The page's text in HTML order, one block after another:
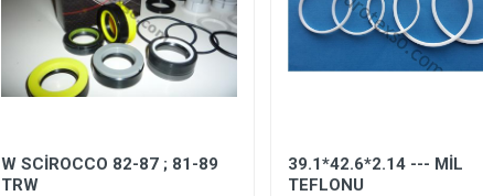
W SCİROCCO 82-87 ; 81-89
TRW
39.1*42.6*2.14 --- MİL
TEFLONU